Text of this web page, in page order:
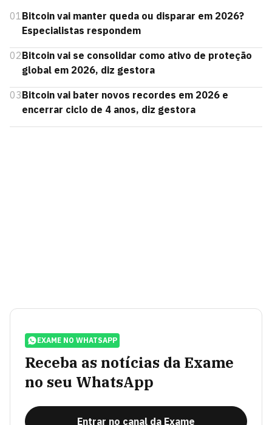
01Bitcoin vai manter queda ou disparar em 2026?
Especialistas respondem
02Bitcoin vai se consolidar como ativo de proteção
global em 2026, diz gestora
03Bitcoin vai bater novos recordes em 2026 e
encerrar ciclo de 4 anos, diz gestora
EXAME NO WHATSAPP
Receba as notícias da Exame
no seu WhatsApp
Entrar no canal da Exame